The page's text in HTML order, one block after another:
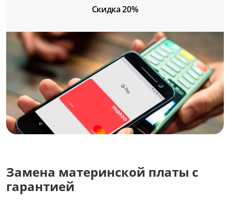
Скидка 20%
Замена материнской платы с
гарантией